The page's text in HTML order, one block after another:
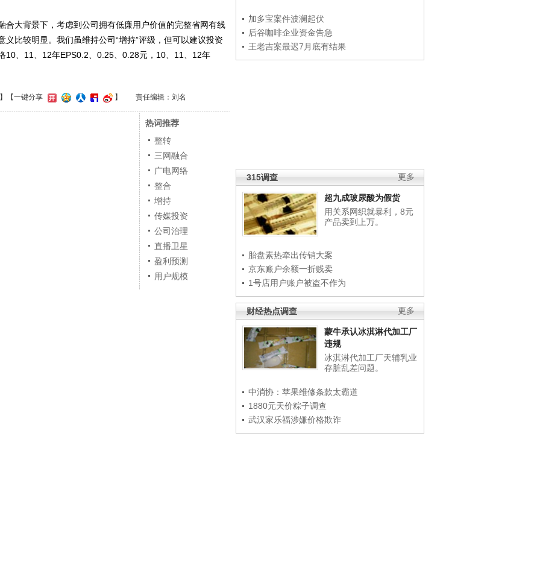
加多宝案件波澜起伏
后谷咖啡企业资金告急
王老吉案最迟7月底有结果
更多
315调查
超九成玻尿酸为假货
用关系网织就暴利，8元
产品卖到上万。
胎盘素热牵出传销大案
京东账户余额一折贱卖
1号店用户账户被盗不作为
更多
财经热点调查
蒙牛承认冰淇淋代加工厂
违规
冰淇淋代加工厂天辅乳业
存脏乱差问题。
中消协：苹果维修条款太霸道
1880元天价粽子调查
武汉家乐福涉嫌价格欺诈
背景下，考虑到公司拥有低廉用户价值的完整省网有线
比较明显。我们虽维持公司“增持”评级，但可以建议投资
10、11、12年EPS0.2、0.25、0.28元，10、11、12年
】 【一键分享 】 责任编辑：刘名
热词推荐
整转
三网融合
广电网络
整合
增持
传媒投资
公司治理
直播卫星
盈利预测
用户规模